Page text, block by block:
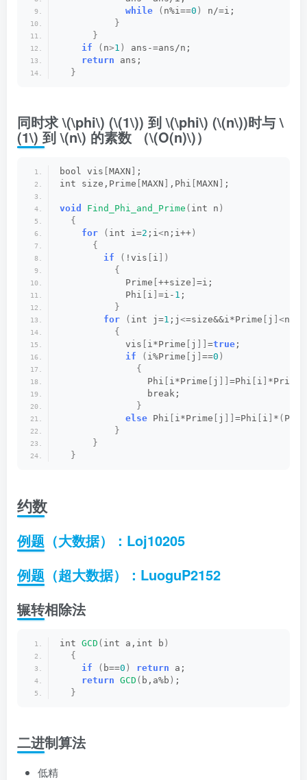
while
( n%i==0 )
n/=i;
}
}
if
( n>1 )
ans-=ans/n;
return ans;
}
同时求\(\phi\) (\(1\)) 到\(\phi\) (\(n\))时与\
(1\) 到\(n\) 的素数 （\(O(n)\)）
bool vis MAXN
;
int size,Prime MAXN ,Phi MAXN ;
void Find_Phi_and_Prime ( int n )
{
for
( int i=2 ;i<n;i++ )
{
if
( !vis i ])
{
            Prime
++size =i;
            Phi
i =i- 1 ;
}
for
( int j=1 ;j <=size&&i*Prime j ]<
{
            vis
i*Prime j =true ;
if
( i%Prime j ==0 )
{
                Phi
i*Prime j =Phi i *Prime
                break;
}
else Phi i*Prime j =Phi i * (
}
}
}
约数
例题（大数据）：Loj10205
例题（超大数据）：LuoguP2152
辗转相除法
int GCD ( int a,int b )
{
if
( b==0 ) return a;
return GCD ( b,a%b ) ;
}
二进制算法
低精